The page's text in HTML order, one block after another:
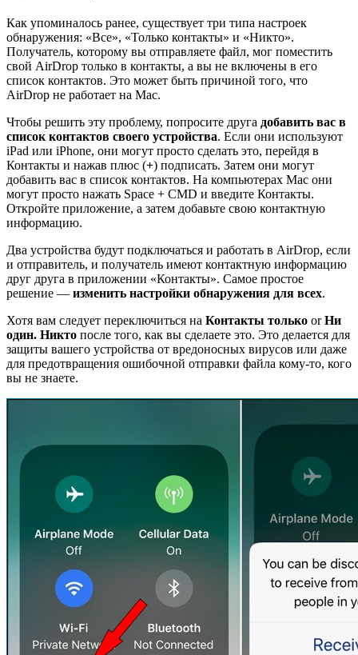
Как упоминалось ранее, существует три типа настроек
обнаружения: «Все», «Только контакты» и «Никто».
Получатель, которому вы отправляете файл, мог поместить
свой AirDrop только в контакты, а вы не включены в его
список контактов. Это может быть причиной того, что
AirDrop не работает на Mac.
Чтобы решить эту проблему, попросите друга добавить вас в
список контактов своего устройства. Если они используют
iPad или iPhone, они могут просто сделать это, перейдя в
Контакты и нажав плюс (+) подписать. Затем они могут
добавить вас в список контактов. На компьютерах Mac они
могут просто нажать Space + CMD и введите Контакты.
Откройте приложение, а затем добавьте свою контактную
информацию.
Два устройства будут подключаться и работать в AirDrop, если
и отправитель, и получатель имеют контактную информацию
друг друга в приложении «Контакты». Самое простое
решение — изменить настройки обнаружения для всех.
Хотя вам следует переключиться на Контакты только orНи
один. Никто после того, как вы сделаете это. Это делается для
защиты вашего устройства от вредоносных вирусов или даже
для предотвращения ошибочной отправки файла кому-то, кого
вы не знаете.